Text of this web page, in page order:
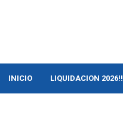
INICIO LIQUIDACION 2026!!